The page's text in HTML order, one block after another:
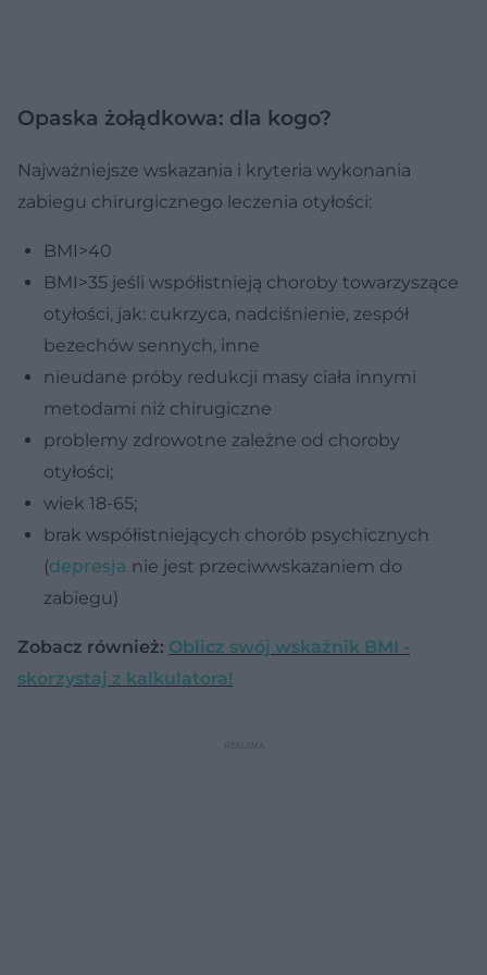
Opaska żołądkowa: dla kogo?
Najważniejsze wskazania i kryteria wykonania
zabiegu chirurgicznego leczenia otyłości:
BMI>40
BMI>35 jeśli współistnieją choroby towarzyszące
otyłości, jak: cukrzyca, nadciśnienie, zespół
bezechów sennych, inne
nieudane próby redukcji masy ciała innymi
metodami niż chirugiczne
problemy zdrowotne zależne od choroby
otyłości;
wiek 18-65;
brak współistniejących chorób psychicznych
(depresja nie jest przeciwwskazaniem do
zabiegu)
Zobacz również: Oblicz swój wskaźnik BMI -
skorzystaj z kalkulatora!